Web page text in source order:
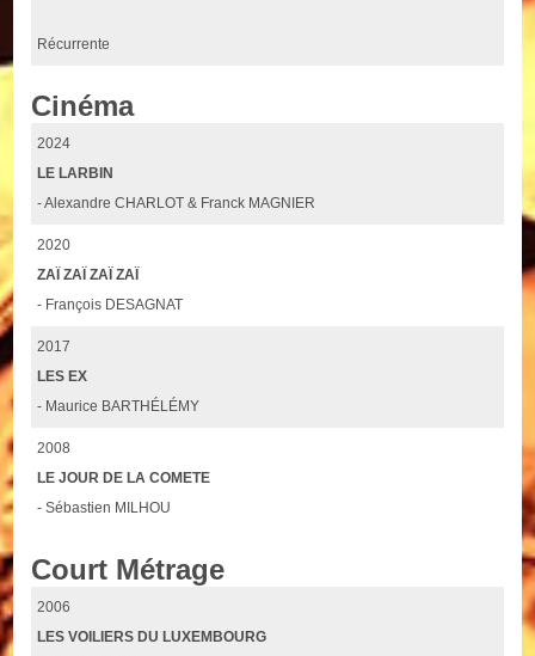
Récurrente
Cinéma
2024
LE LARBIN
- Alexandre CHARLOT & Franck MAGNIER
2020
ZAÏ ZAÏ ZAÏ ZAÏ
- François DESAGNAT
2017
LES EX
- Maurice BARTHÉLÉMY
2008
LE JOUR DE LA COMETE
- Sébastien MILHOU
Court Métrage
2006
LES VOILIERS DU LUXEMBOURG